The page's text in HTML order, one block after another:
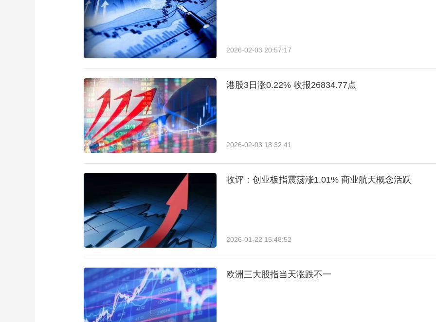
2026-02-03 20:57:17
港股3日涨0.22% 收报26834.77点
2026-02-03 18:32:41
收评：创业板指震荡涨1.01% 商业航天概念活跃
2026-01-22 15:48:52
欧洲三大股指当天涨跌不一